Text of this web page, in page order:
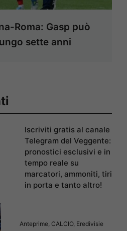
Roma: Gasp può
sette anni
Iscriviti gratis al canale
Telegram del Veggente:
pronostici esclusivi e in
tempo reale su
marcatori, ammoniti, tiri
in porta e tanto altro!
Anteprime, CALCIO, Eredivisie